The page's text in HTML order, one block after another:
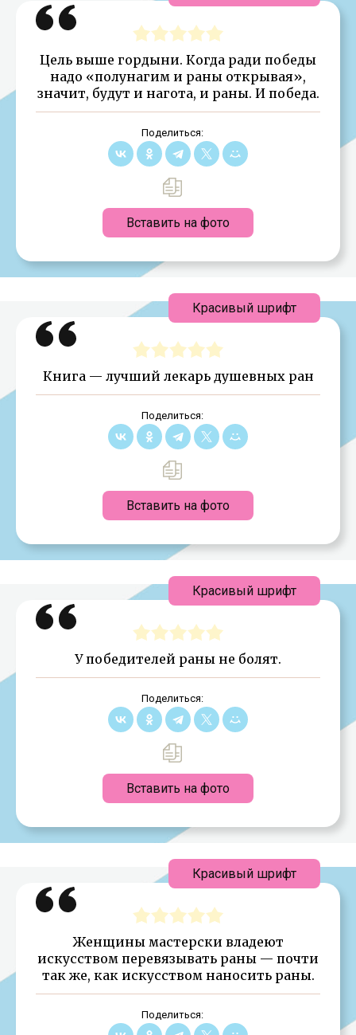
Цель выше гордыни. Когда ради победы
надо «полунагим и раны открывая»,
значит, будут и нагота, и раны. И победа.
Поделиться:
Вставить на фото
Книга — лучший лекарь душевных ран
Поделиться:
Вставить на фото
Красивый шрифт
У победителей раны не болят.
Поделиться:
Вставить на фото
Красивый шрифт
Женщины мастерски владеют
искусством перевязывать раны — почти
так же, как искусством наносить раны.
Поделиться:
Красивый шрифт